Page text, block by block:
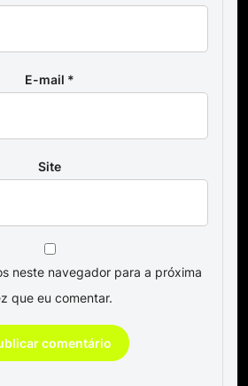
E-mail *
Site
neste navegador para a próxima
que eu comentar.